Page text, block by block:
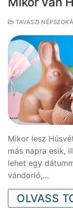
TAVASZI
Mikor lesz
más napra esik,
lehet egy
vándorló,…
OLVASS